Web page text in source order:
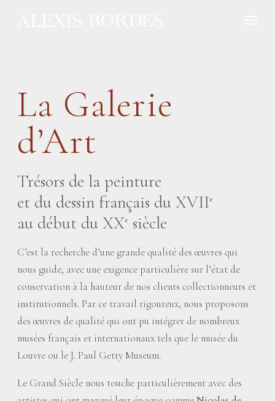
La Galerie
d’Art
Trésors de la peinture
et du dessin français du XVIIe
au début du XXe siècle
C’est la recherche d’une grande qualité des œuvres qui
nous guide, avec une exigence particulière sur l’état de
conservation à la hauteur de nos clients collectionneurs et
institutionnels. Par ce travail rigoureux, nous proposons
des œuvres de qualité qui ont pu intégrer de nombreux
musées français et internationaux tels que le musée du
Louvre ou le J. Paul Getty Museum.
Le Grand Siècle nous touche particulièrement avec des